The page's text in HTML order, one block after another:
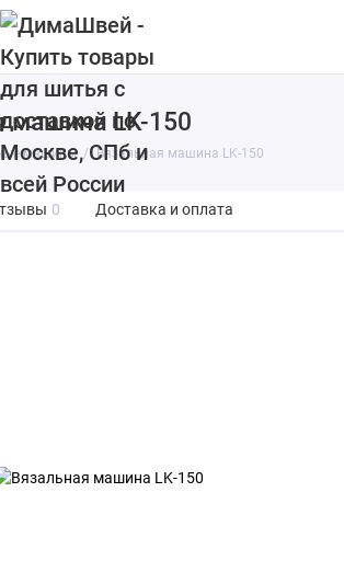
машина LK-150
машины Вязальная машина LK-150
0 Доставка и оплата